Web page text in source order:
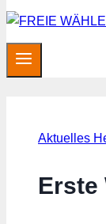
Aktuelles
Erste